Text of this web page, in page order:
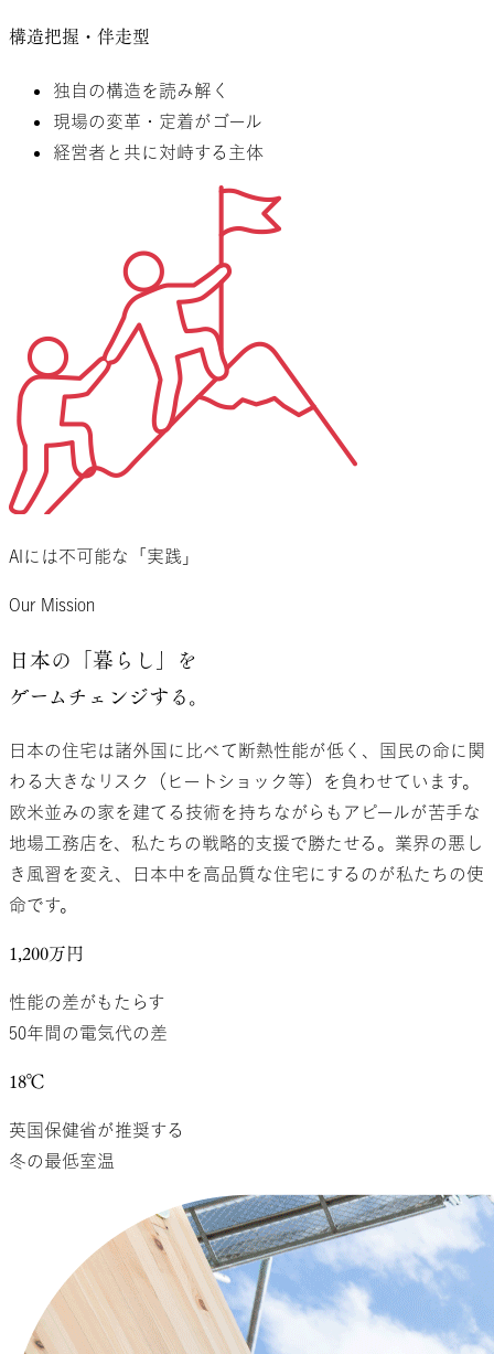
構造把握・伴走型
独自の構造を読み解く
現場の変革・定着がゴール
経営者と共に対峙する主体
AIには不可能な「実践」
Our Mission
日本の「暮らし」を
ゲームチェンジする。
日本の住宅は諸外国に比べて断熱性能が低く、国民の命に関
わる大きなリスク（ヒートショック等）を負わせています。
欧米並みの家を建てる技術を持ちながらもアピールが苦手な
地場工務店を、私たちの戦略的支援で勝たせる。業界の悪し
き風習を変え、日本中を高品質な住宅にするのが私たちの使
命です。
1,200万円
性能の差がもたらす
50年間の電気代の差
18℃
英国保健省が推奨する
冬の最低室温